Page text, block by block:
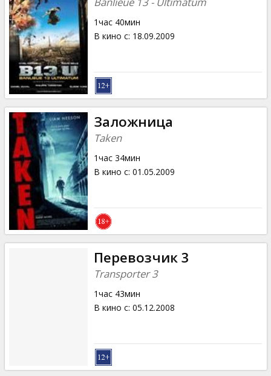
1час 40мин
В кино с: 18.09.2009
Заложница
Taken
1час 34мин
В кино с: 01.05.2009
Перевозчик 3
Transporter 3
1час 43мин
В кино с: 05.12.2008